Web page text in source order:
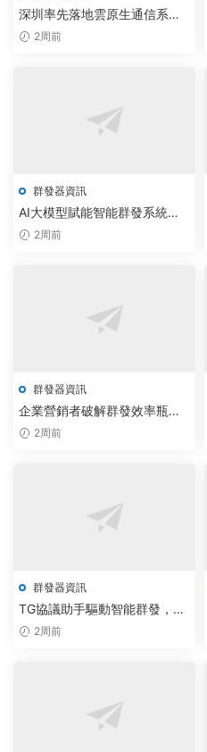
深圳率先落地雲原生通信系
統，AI大模型驅動群發器與無
2周前
群發器資訊
AI大模型賦能智能群發系統，
紙飛機協議機器人報價引領通
2周前
群發器資訊
企業營銷者破解群發效率瓶頸
飛機群發器與電報助手實現AI
2周前
群發器資訊
TG協議助手驅動智能群發，飛
機批量加群軟件無限制版助力
2周前